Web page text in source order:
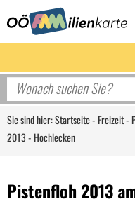
Sie sind hier:Startseite-Freizeit-
2013 - Hochlecken
Pistenfloh 2013